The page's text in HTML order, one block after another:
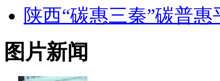
陕西“碳惠三秦”碳普
图片新闻